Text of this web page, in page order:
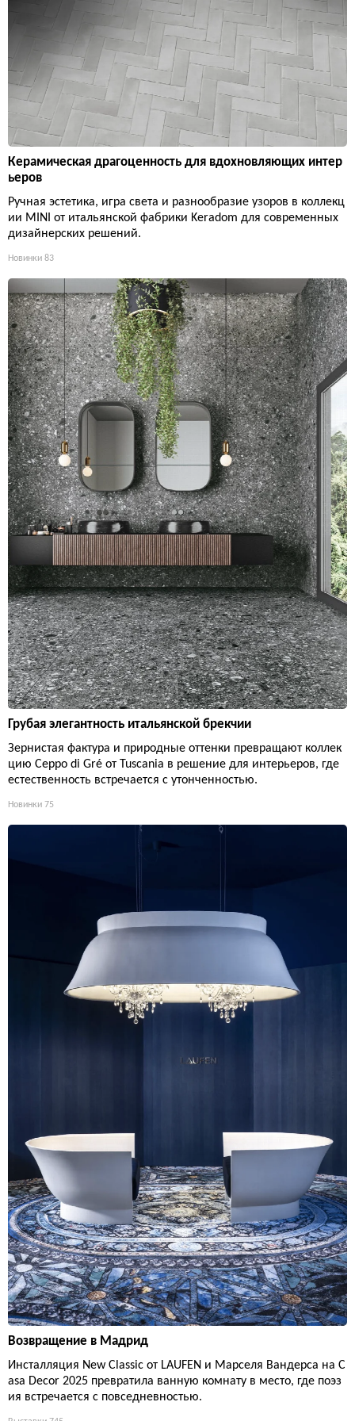
Керамическая драгоценность для вдохновляющих интер
ьеров
Ручная эстетика, игра света и разнообразие узоров в коллекц
ии MINI от итальянской фабрики Keradom для современных
дизайнерских решений.
Новинки 83
Грубая элегантность итальянской брекчии
Зернистая фактура и природные оттенки превращают коллек
цию Ceppo di Gré от Tuscania в решение для интерьеров, где
естественность встречается с утонченностью.
Новинки 75
Возвращение в Мадрид
Инсталляция New Classic от LAUFEN и Марселя Вандерса на C
asa Decor 2025 превратила ванную комнату в место, где поэз
ия встречается с повседневностью.